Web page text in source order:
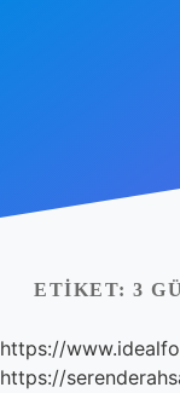
Yasal Uyarı
Hakkımızda
ETIKET: 3
https://
https://